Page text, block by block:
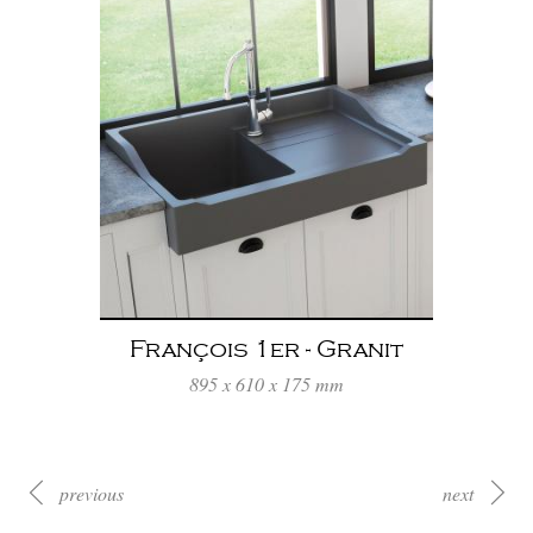
François 1er - Granit
Gris Titanium
895 x 610 x 175 mm
previous next